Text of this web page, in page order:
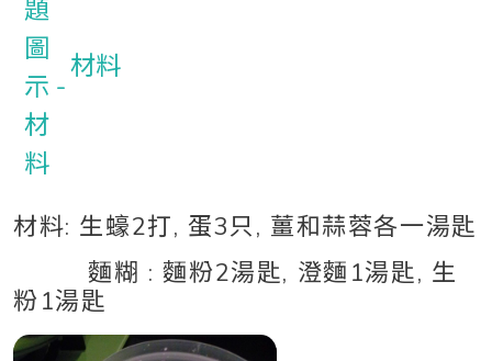
材料
材料: 生蠔2打, 蛋3只, 薑和蒜蓉各一湯匙
麵糊 : 麵粉2湯匙, 澄麵1湯匙, 生
粉1湯匙